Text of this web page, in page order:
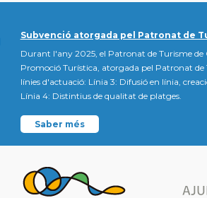
Subvenció atorgada pel Patronat de
Durant l'any 2025, el Patronat de Turisme
Promoció Turística, atorgada pel Patronat
línies d'actuació: Línia 3: Difusió en línia,
Línia 4: Distintius de qualitat de platges.
Saber més